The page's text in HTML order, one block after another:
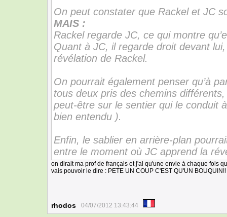
On peut constater que Rackel et JC
MAIS :
Rackel regarde JC, ce qui montre
Quant à JC, il regarde droit devant
révélation de Rackel.
On pourrait également penser qu’à
tous deux pris des chemins
peut-être sur le sentier qui le conduit
bien entendu ).
Enfin, le sablier en arrière-plan
entre le moment où JC apprend la
on dirait ma prof de français et j'ai qu'une envie à chaque fois
vais pouvoir le dire : PETE UN COUP C'EST QU'UN BOUQUIN!!
rhodos 04/07/2012 13:43:44